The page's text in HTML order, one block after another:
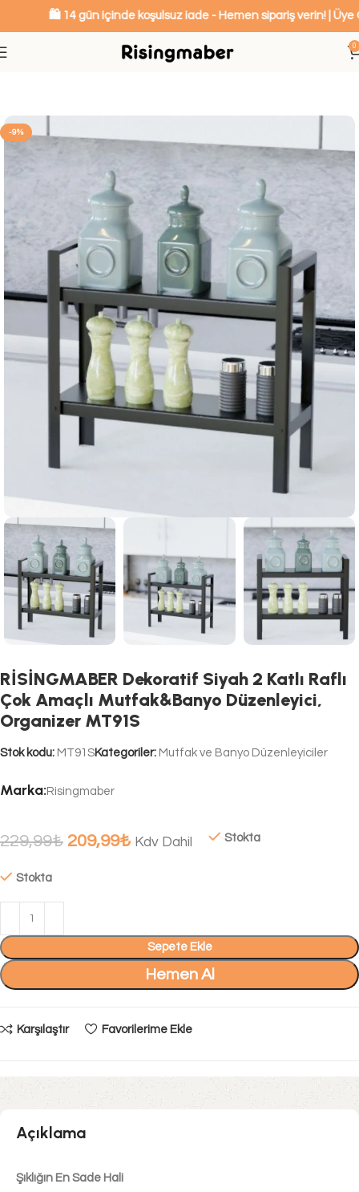
🛍️ 14 gün içinde koşulsuz iade - Hemen sipariş verin! | Üye
0
Mutfak ve Banyo Düzenleyiciler
-9%
RİSİNGMABER Dekoratif Siyah 2 Katlı Raflı
Çok Amaçlı Mutfak&Banyo Düzenleyici,
Organizer MT91S
Stok kodu: MT91SKategoriler: Mutfak ve Banyo Düzenleyiciler
Marka: Risingmaber
229,99₺ 209,99₺ Kdv Dahil Stokta
Stokta
Sepete Ekle
Hemen Al
Karşılaştır Favorilerime Ekle
Açıklama
Şıklığın En Sade Hali